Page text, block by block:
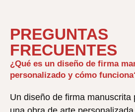
PREGUNTAS
FRECUENTES
¿Qué es un diseño de firma
personalizado y cómo
Un diseño de firma manuscrita